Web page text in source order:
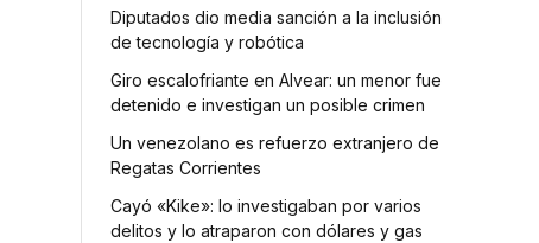
Diputados dio media sanción a la inclusión
de tecnología y robótica
Giro escalofriante en Alvear: un menor fue
detenido e investigan un posible crimen
Un venezolano es refuerzo extranjero de
Regatas Corrientes
Cayó «Kike»: lo investigaban por varios
delitos y lo atraparon con dólares y gas